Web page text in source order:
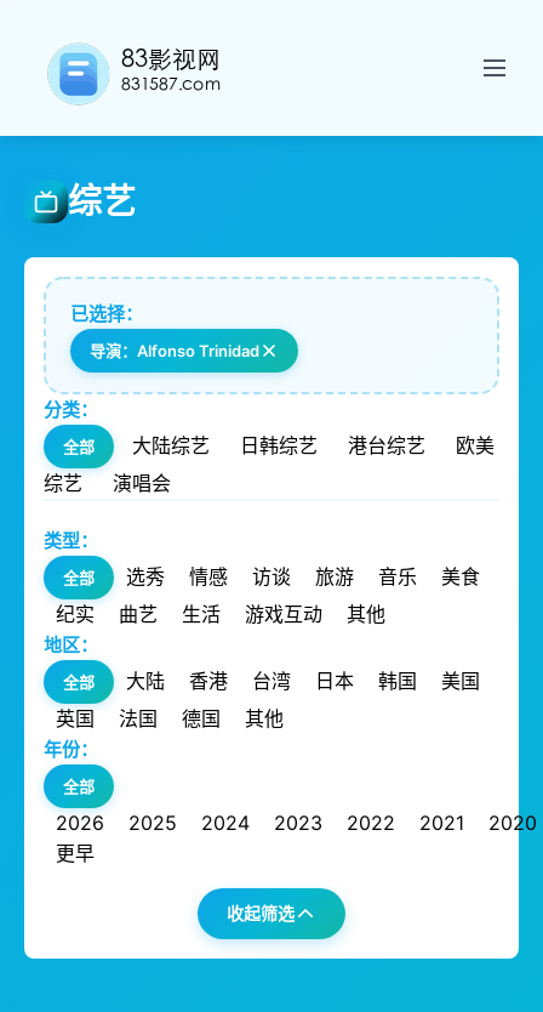
综艺
已选择：
导演：Alfonso Trinidad
分类：
全部 大陆综艺 日韩综艺 港台综艺
欧美
综艺
演唱会
类型：
全部 选秀 情感 访谈 旅游 音乐
美食
纪实
曲艺 生活 游戏互动 其他
地区：
全部 大陆 香港 台湾 日本 韩国
美国
英国
法国 德国 其他
年份：
全部
2026 2025 2024 2023 2022 2021
2020
更早
收起筛选